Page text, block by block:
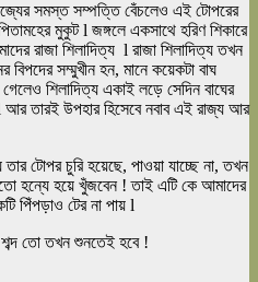
সমস্ত সম্পত্তি বেঁচলেও এই টোপরের
মুকুট l জঙ্গলে একসাথে হরিণ শিকারে
রাজা শিলাদিত্য l রাজা শিলাদিত্য তখন
বিপদের সম্মুখীন হন, মানে কয়েকটা বাঘ
শিলাদিত্য একাই লড়ে সেদিন বাঘের
l আর তারই উপহার হিসেবে নবাব এই রাজ্য আর
টোপর চুরি হয়েছে, পাওয়া যাচ্ছে না, তখন
হন্যে হয়ে খুঁজবেন ! তাই এটি কে আমাদের
পিঁপড়াও টের না পায় l
তো তখন শুনতেই হবে !